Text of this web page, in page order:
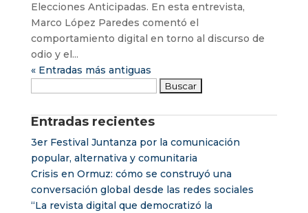
Elecciones Anticipadas. En esta entrevista,
Marco López Paredes comentó el
comportamiento digital en torno al discurso de
odio y el...
« Entradas más antiguas
Entradas recientes
3er Festival Juntanza por la comunicación
popular, alternativa y comunitaria
Crisis en Ormuz: cómo se construyó una
conversación global desde las redes sociales
“La revista digital que democratizó la